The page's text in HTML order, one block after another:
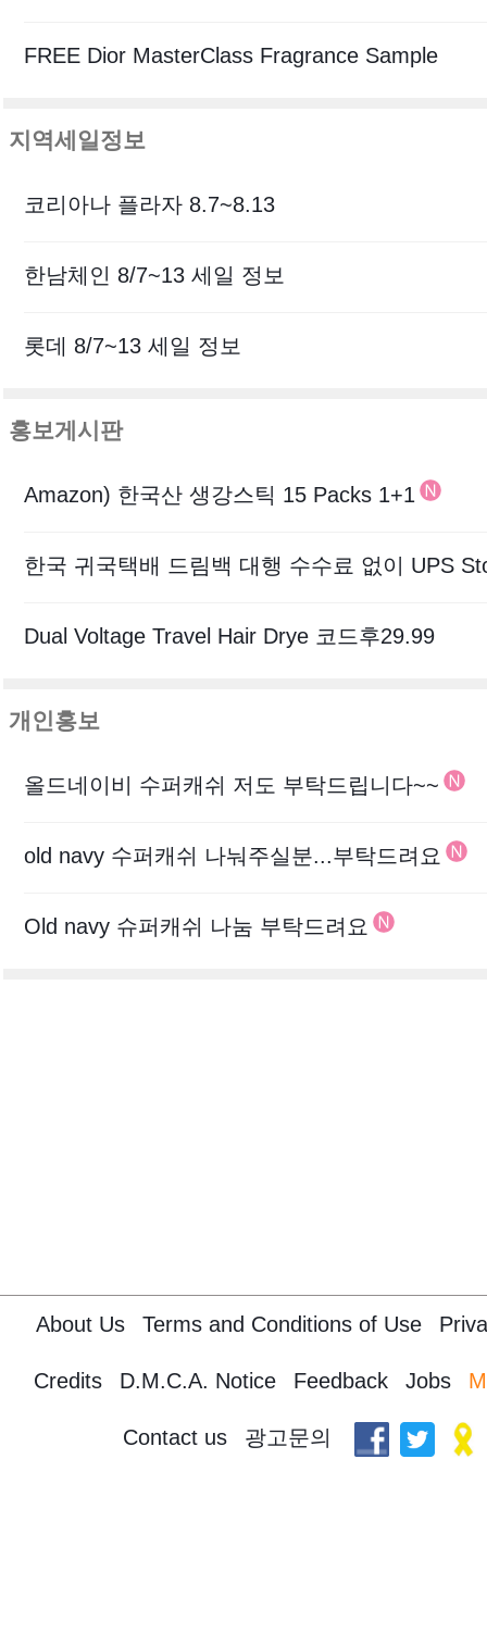
FREE Dior MasterClass Fragrance Sample
지역세일정보
코리아나 플라자 8.7~8.13
한남체인 8/7~13 세일 정보
롯데 8/7~13 세일 정보
홍보게시판
Amazon) 한국산 생강스틱 15 Packs 1+1
Dual Voltage Travel Hair Drye 코드후29.99
개인홍보
올드네이비 수퍼캐쉬 저도 부탁드립니다~~
old navy 수퍼캐쉬 나눠주실분...부탁드려요
Old navy 슈퍼캐쉬 나눔 부탁드려요
About Us Terms and Conditions of Use
Credits D.M.C.A. Notice Feedback Jobs
Contact us 광고문의